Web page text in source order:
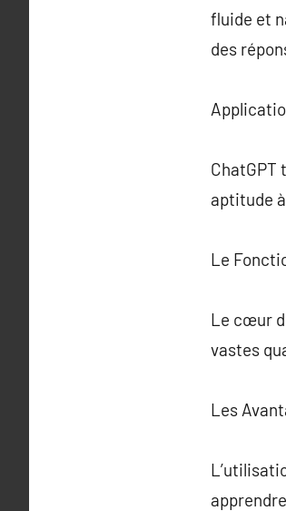
fluide et
des
ChatGPT
aptitude
Le
Le cœur
vastes
Les